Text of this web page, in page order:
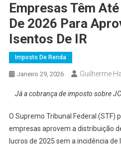
Empresas Têm
De 2026 Para
Isentos De IR
Imposto De Renda
Janeiro 29, 2026 Guilherme
Já a cobrança de imposto sobre
O Supremo Tribunal Federal (STF)
empresas aprovem a distribuição
lucros de 2025 sem a incidência